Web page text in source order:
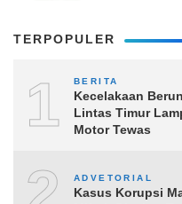
TERPOPULER
1 BERITA
Kecelakaan
Lintas Timur
Motor Tewas
ADVETORIAL
Kasus Korupsi